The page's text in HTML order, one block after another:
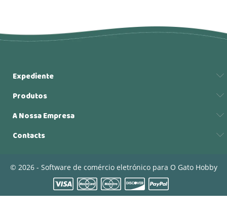
Expediente
Produtos
A Nossa Empresa
Contacts
© 2026 - Software de comércio eletrónico para O Gato Hobby